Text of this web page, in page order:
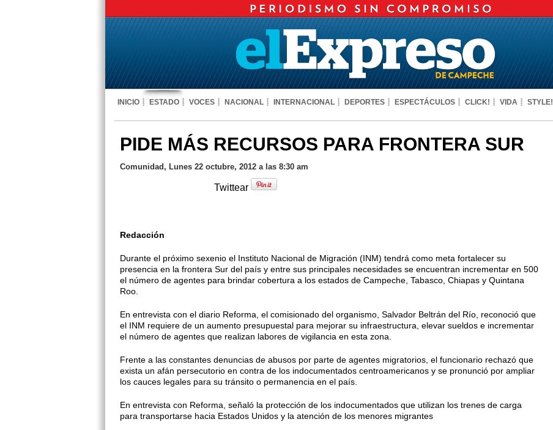
INICIO ESTADO VOCES NACIONAL INTERNACIONAL DEPORTES ESPECTÁCULOS CLICK! VIDA STYLE!
PIDE MÁS RECURSOS PARA FRONTERA SUR
Comunidad, Lunes 22 octubre, 2012 a las 8:30 am
Twittear
Redacción
Durante el próximo sexenio el Institu­to Nacional de Migración (INM) ten­drá como meta fortalecer su
presencia en la frontera Sur del país y entre sus principales necesidades se encuen­tran incrementar en 500
el número de agentes para brindar cobertura a los estados de Campeche, Tabasco, Chia­pas y Quintana
Roo.
En entrevista con el diario Refor­ma, el comisionado del organismo, Salvador Beltrán del Río, reconoció que
el INM requiere de un aumento presupuestal para mejorar su infraes­tructura, elevar sueldos e incrementar
el número de agentes que realizan la­bores de vigilancia en esta zona.
Frente a las constantes denuncias de abusos por parte de agentes mi­gratorios, el funcionario rechazó que
exista un afán persecutorio en contra de los indocumentados centroameri­canos y se pronunció por ampliar
los cauces legales para su tránsito o per­manencia en el país.
En entrevista con Reforma, señaló la protección de los indocumentados que utilizan los trenes de carga
para transportarse hacia Estados Unidos y la atención de los menores migrantes